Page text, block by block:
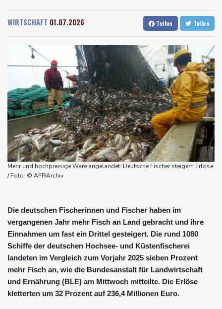
Dresden
16 °C Wien
24 °C
Baden-Baden
17 °C
"Rente mit 63": Unionsfraktionschef Frei offen für Härtefall- und
Ceuta-Andrang: EU fordert von Meta und Tiktok Vorgehen gegen
Falschinformationen
Rechter Hardliner De la Espriella als Kolumbiens Präsident
vereidigt
Infantino erhält Unterstützung aus Südamerika
Selenskyj erstmals seit Beginn von Ukraine-Krieg in Serbien -
Treffen mit Vucic
Auftakt-Misere gestoppt: Berlin gewinnt in Bochum
Trump macht erneut Druck auf Zentralbank-Vorständin Cook
WIRTSCHAFT 01.07.2026 Teilen Teilen
Mehr und hochpreisige Ware angelandet: Deutsche Fischer steigern Erlöse
/ Foto: © AFP/Archiv
Die deutschen Fischerinnen und Fischer haben im
vergangenen Jahr mehr Fisch an Land gebracht und ihre
Einnahmen um fast ein Drittel gesteigert. Die rund 1080
Schiffe der deutschen Hochsee- und Küstenfischerei
landeten im Vergleich zum Vorjahr 2025 sieben Prozent
mehr Fisch an, wie die Bundesanstalt für Landwirtschaft
und Ernährung (BLE) am Mittwoch mitteilte. Die Erlöse
kletterten um 32 Prozent auf 236,4 Millionen Euro.